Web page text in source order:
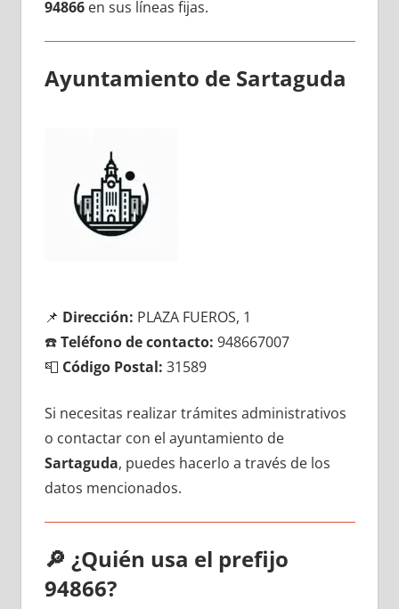
94866en sus líneas fijas.
Ayuntamiento dе Sartaguda
📌 Dirección: PLAZA FUEROS, 1
☎️Teléfono dе contacto: 948667007
📮 Código Postal: 31589
Si necesitas realizar trámites administrativos
ο contactar сοn el ayuntamiento dе
Sartaguda, puedes hacerlo а través dе los
datos mencionados.
🔎 ¿Quién usa el prefijo
94866?